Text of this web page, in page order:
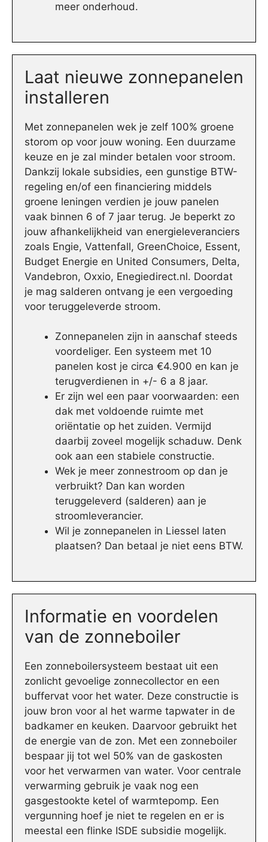
meer onderhoud.
Laat nieuwe zonnepanelen
installeren
Met zonnepanelen wek je zelf 100% groene
storom op voor jouw woning. Een duurzame
keuze en je zal minder betalen voor stroom.
Dankzij lokale subsidies, een gunstige BTW-
regeling en/of een financiering middels
groene leningen verdien je jouw panelen
vaak binnen 6 of 7 jaar terug. Je beperkt zo
jouw afhankelijkheid van energieleveranciers
zoals Engie, Vattenfall, GreenChoice, Essent,
Budget Energie en United Consumers, Delta,
Vandebron, Oxxio, Enegiedirect.nl. Doordat
je mag salderen ontvang je een vergoeding
voor teruggeleverde stroom.
Zonnepanelen zijn in aanschaf steeds
voordeliger. Een systeem met 10
panelen kost je circa €4.900 en kan je
terugverdienen in +/- 6 a 8 jaar.
Er zijn wel een paar voorwaarden: een
dak met voldoende ruimte met
oriëntatie op het zuiden. Vermijd
daarbij zoveel mogelijk schaduw. Denk
ook aan een stabiele constructie.
Wek je meer zonnestroom op dan je
verbruikt? Dan kan worden
teruggeleverd (salderen) aan je
stroomleverancier.
Wil je zonnepanelen in Liessel laten
plaatsen? Dan betaal je niet eens BTW.
Informatie en voordelen
van de zonneboiler
Een zonneboilersysteem bestaat uit een
zonlicht gevoelige zonnecollector en een
buffervat voor het water. Deze constructie is
jouw bron voor al het warme tapwater in de
badkamer en keuken. Daarvoor gebruikt het
de energie van de zon. Met een zonneboiler
bespaar jij tot wel 50% van de gaskosten
voor het verwarmen van water. Voor centrale
verwarming gebruik je vaak nog een
gasgestookte ketel of warmtepomp. Een
vergunning hoef je niet te regelen en er is
meestal een flinke ISDE subsidie mogelijk.